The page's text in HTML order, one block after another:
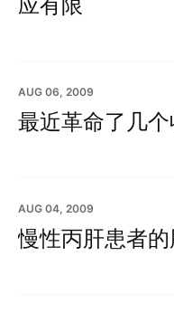
AUG 06, 2009
最近革命了几
AUG 04, 2009
慢性丙肝患者